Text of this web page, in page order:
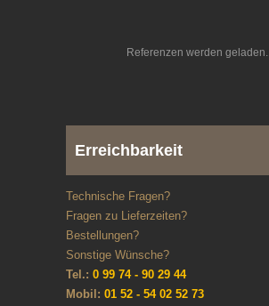
Referenzen werden geladen
Erreichbarkeit
Technische Fragen?
Fragen zu Lieferzeiten?
Bestellungen?
Sonstige Wünsche?
Tel.: 0 99 74 - 90 29 44
Mobil: 01 52 - 54 02 52 73